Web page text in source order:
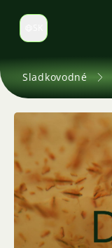
Prepnúť jazyk
Sladkovodné